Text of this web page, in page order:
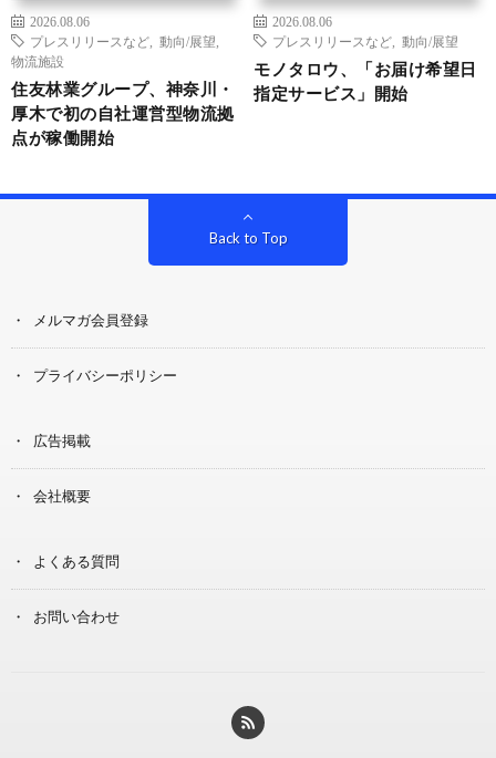
2026.08.06
プレスリリースなど
動向/展望
物流施設
住友林業グループ、神奈川・
厚木で初の自社運営型物流拠
点が稼働開始
2026.08.06
プレスリリースなど
動向/展望
モノタロウ、「お届け希望日
指定サービス」開始
Back to Top
メルマガ会員登録
プライバシーポリシー
広告掲載
会社概要
よくある質問
お問い合わせ